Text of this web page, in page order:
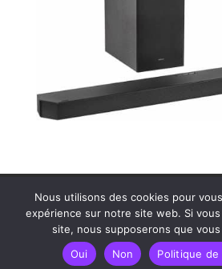
Contactez MDS Cinéson
Politique de confidentialité
Tous droits réservés
Nous utilisons des cookies pour
expérience sur notre site web. Si
site, nous supposerons que
Oui
Non Politique